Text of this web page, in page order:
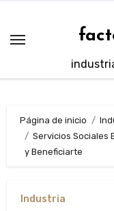
contenido
Página de inicio
Servicios Sociales
y Beneficiarte
Industria